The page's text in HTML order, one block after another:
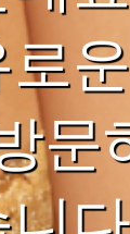
문